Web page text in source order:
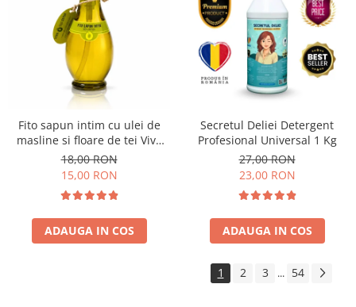
Fito sapun intim cu ulei de
masline si floare de tei Viva
Oliva 400 ml
18,00 RON
15,00 RON
ADAUGA IN COS
Secretul Deliei Detergent
Profesional Universal 1 Kg
27,00 RON
23,00 RON
ADAUGA IN COS
1 2 3 ... 54